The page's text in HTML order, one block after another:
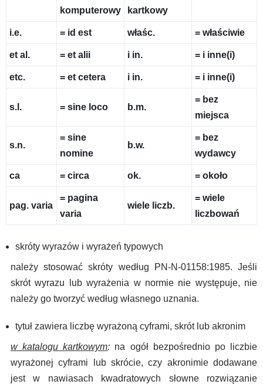
komputerowy
kartkowy
i.e. = id est właśc. = właściwie
et al. = et alii i in. = i inne(i)
etc. = et cetera i in. = i inne(i)
s.l. = sine loco b.m.
= bez
miejsca
s.n.
= sine
nomine
b.w.
= bez
wydawcy
ca = circa ok. = około
pag. varia
= pagina
varia
wiele liczb.
= wiele
liczbowań
skróty wyrazów i wyrażeń typowych
należy stosować skróty według PN-N-01158:1985. Jeśli
skrót wyrazu lub wyrażenia w normie nie występuje, nie
należy go tworzyć według własnego uznania.
tytuł zawiera liczbę wyrażoną cyframi, skrót lub akronim
w katalogu kartkowym: na ogół bezpośrednio po liczbie
wyrażonej cyframi lub skrócie, czy akronimie dodawane
jest w nawiasach kwadratowych słowne rozwiązanie